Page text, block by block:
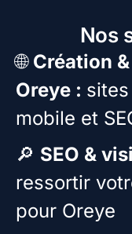
Nos
🌐 Création
Oreye :
mobile et
🔎 SEO &
ressortir
pour Oreye